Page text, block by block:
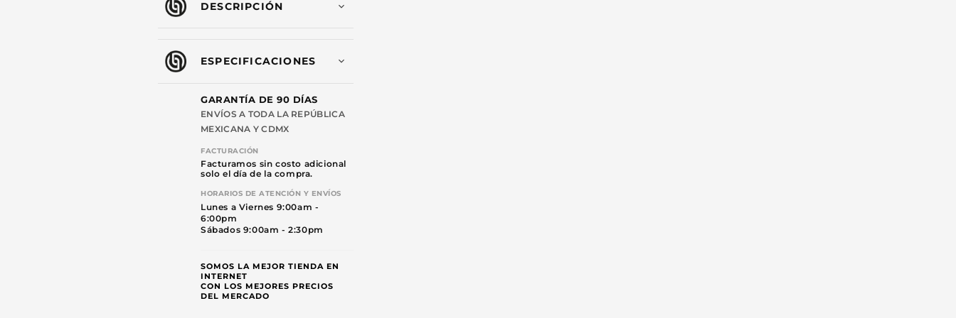
75W
Control
Remoto
75W
Control
DESCRIPCIÓN
ESPECIFICACIONES
GARANTÍA DE 90 DÍAS
ENVÍOS A TODA LA REPÚBLICA
MEXICANA Y CDMX
FACTURACIÓN
Facturamos sin costo adicional
solo el día de la compra.
HORARIOS DE ATENCIÓN Y ENVÍOS
Lunes a Viernes 9:00am -
6:00pm
Sábados 9:00am - 2:30pm
SOMOS LA MEJOR TIENDA EN
INTERNET
CON LOS MEJORES PRECIOS
DEL MERCADO